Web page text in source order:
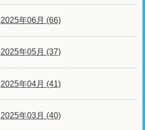
2025年06月 (66)
2025年05月 (37)
2025年04月 (41)
2025年03月 (40)